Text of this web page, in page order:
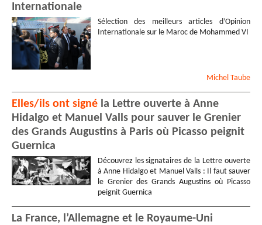
Internationale
Sélection des meilleurs articles d’Opinion
Internationale sur le Maroc de Mohammed VI
Michel Taube
Elles/ils ont signé la Lettre ouverte à Anne
Hidalgo et Manuel Valls pour sauver le Grenier
des Grands Augustins à Paris où Picasso peignit
Guernica
Découvrez les signataires de la Lettre ouverte
à Anne Hidalgo et Manuel Valls : Il faut sauver
le Grenier des Grands Augustins où Picasso
peignit Guernica
La France, l’Allemagne et le Royaume-Uni